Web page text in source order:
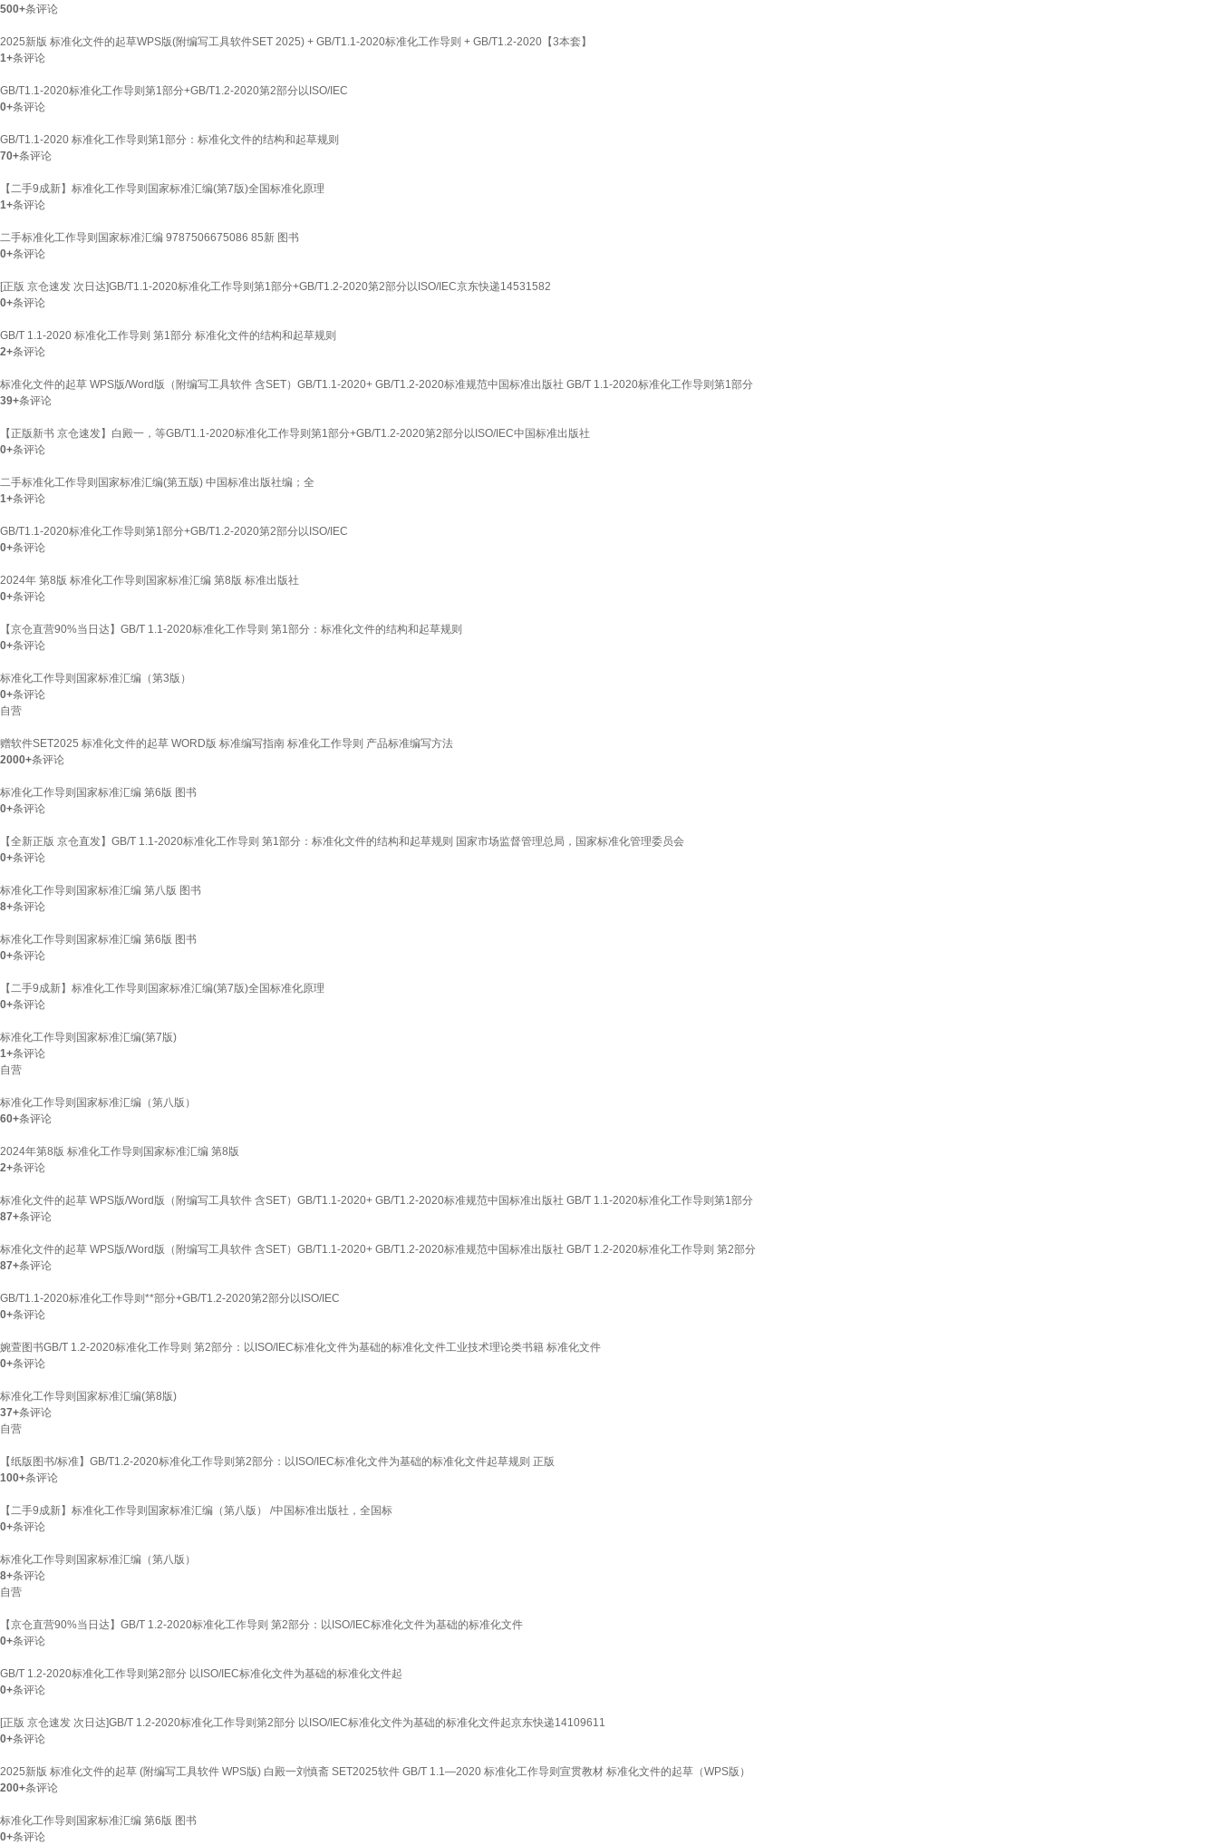
500+条评论
2025新版 标准化文件的起草WPS版(附编写工具软件SET 2025) + GB/T1.1-2020标准化工作导则 + GB/T1.2-2020【3本套】
1+条评论
GB/T1.1-2020标准化工作导则第1部分+GB/T1.2-2020第2部分以ISO/IEC
0+条评论
GB/T1.1-2020 标准化工作导则第1部分：标准化文件的结构和起草规则
70+条评论
【二手9成新】标准化工作导则国家标准汇编(第7版)全国标准化原理
1+条评论
二手标准化工作导则国家标准汇编 9787506675086 85新 图书
0+条评论
[正版 京仓速发 次日达]GB/T1.1-2020标准化工作导则第1部分+GB/T1.2-2020第2部分以ISO/IEC京东快递14531582
0+条评论
GB/T 1.1-2020 标准化工作导则 第1部分 标准化文件的结构和起草规则
2+条评论
标准化文件的起草 WPS版/Word版（附编写工具软件 含SET）GB/T1.1-2020+ GB/T1.2-2020标准规范中国标准出版社 GB/T 1.1-2020标准化工作导则第1部分
39+条评论
【正版新书 京仓速发】白殿一，等GB/T1.1-2020标准化工作导则第1部分+GB/T1.2-2020第2部分以ISO/IEC中国标准出版社
0+条评论
二手标准化工作导则国家标准汇编(第五版) 中国标准出版社编；全
1+条评论
GB/T1.1-2020标准化工作导则第1部分+GB/T1.2-2020第2部分以ISO/IEC
0+条评论
2024年 第8版 标准化工作导则国家标准汇编 第8版 标准出版社
0+条评论
【京仓直营90%当日达】GB/T 1.1-2020标准化工作导则 第1部分：标准化文件的结构和起草规则
0+条评论
标准化工作导则国家标准汇编（第3版）
0+条评论
自营
赠软件SET2025 标准化文件的起草 WORD版 标准编写指南 标准化工作导则 产品标准编写方法
2000+条评论
标准化工作导则国家标准汇编 第6版 图书
0+条评论
【全新正版 京仓直发】GB/T 1.1-2020标准化工作导则 第1部分：标准化文件的结构和起草规则 国家市场监督管理总局，国家标准化管理委员会
0+条评论
标准化工作导则国家标准汇编 第八版 图书
8+条评论
标准化工作导则国家标准汇编 第6版 图书
0+条评论
【二手9成新】标准化工作导则国家标准汇编(第7版)全国标准化原理
0+条评论
标准化工作导则国家标准汇编(第7版)
1+条评论
自营
标准化工作导则国家标准汇编（第八版）
60+条评论
2024年第8版 标准化工作导则国家标准汇编 第8版
2+条评论
标准化文件的起草 WPS版/Word版（附编写工具软件 含SET）GB/T1.1-2020+ GB/T1.2-2020标准规范中国标准出版社 GB/T 1.1-2020标准化工作导则第1部分
87+条评论
标准化文件的起草 WPS版/Word版（附编写工具软件 含SET）GB/T1.1-2020+ GB/T1.2-2020标准规范中国标准出版社 GB/T 1.2-2020标准化工作导则 第2部分
87+条评论
GB/T1.1-2020标准化工作导则**部分+GB/T1.2-2020第2部分以ISO/IEC
0+条评论
婉萱图书GB/T 1.2-2020标准化工作导则 第2部分：以ISO/IEC标准化文件为基础的标准化文件工业技术理论类书籍 标准化文件
0+条评论
标准化工作导则国家标准汇编(第8版)
37+条评论
自营
【纸版图书/标准】GB/T1.2-2020标准化工作导则第2部分：以ISO/IEC标准化文件为基础的标准化文件起草规则 正版
100+条评论
【二手9成新】标准化工作导则国家标准汇编（第八版） /中国标准出版社，全国标
0+条评论
标准化工作导则国家标准汇编（第八版）
8+条评论
自营
【京仓直营90%当日达】GB/T 1.2-2020标准化工作导则 第2部分：以ISO/IEC标准化文件为基础的标准化文件
0+条评论
GB/T 1.2-2020标准化工作导则第2部分 以ISO/IEC标准化文件为基础的标准化文件起
0+条评论
[正版 京仓速发 次日达]GB/T 1.2-2020标准化工作导则第2部分 以ISO/IEC标准化文件为基础的标准化文件起京东快递14109611
0+条评论
2025新版 标准化文件的起草 (附编写工具软件 WPS版) 白殿一刘慎斋 SET2025软件 GB/T 1.1—2020 标准化工作导则宣贯教材 标准化文件的起草（WPS版）
200+条评论
标准化工作导则国家标准汇编 第6版 图书
0+条评论